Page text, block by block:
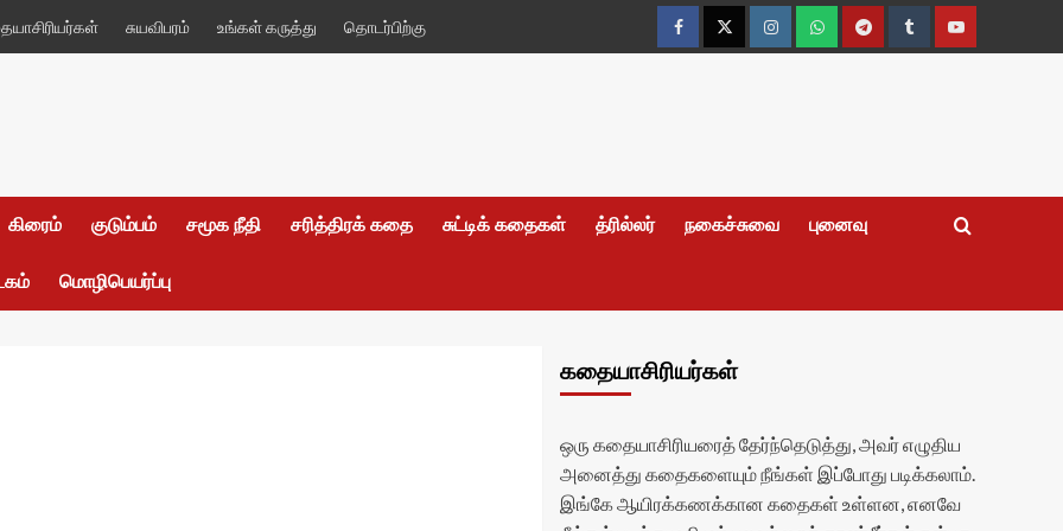
சுயவிபரம் உங்கள் கருத்து தொடர்பிற்கு
FacebookTwitterInstagramWhatsappTelegramTumblrYouTube
கிரைம் குடும்பம் சமூக நீதி சரித்திரக் கதை சுட்டிக் கதைகள் த்ரில்லர் நகைச்சுவை புனைவு
மொழிபெயர்ப்பு
கதையாசிரியர்கள்
ஒரு கதையாசிரியரைத் தேர்ந்தெடுத்து, அவர் எழுதிய
அனைத்து கதைகளையும் நீங்கள் இப்போது படிக்கலாம்.
இங்கே ஆயிரக்கணக்கான கதைகள் உள்ளன, எனவே